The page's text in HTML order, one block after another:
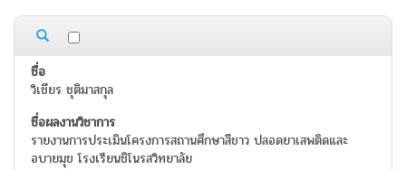
วิเชียร ชุติมาสกุล
รายงานการประเมินโครงการสถานศึกษาสีขาว ปลอดยาเสพติดและ
อบายมุข โรงเรียนชิโนรสวิทยาลัย